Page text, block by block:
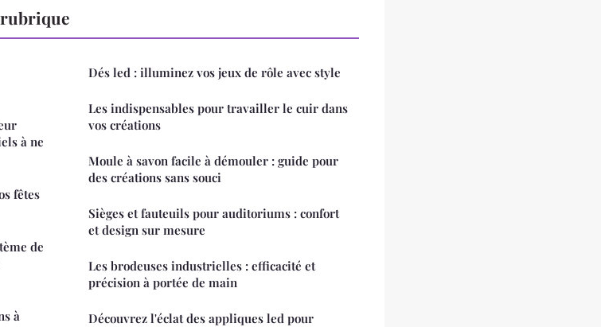
à ne
fêtes
de
à
Dés led : illuminez vos jeux de rôle avec style
Les indispensables pour travailler le cuir dans
vos créations
Moule à savon facile à démouler : guide pour
des créations sans souci
Sièges et fauteuils pour auditoriums : confort
et design sur mesure
Les brodeuses industrielles : efficacité et
précision à portée de main
Découvrez l'éclat des appliques led pour